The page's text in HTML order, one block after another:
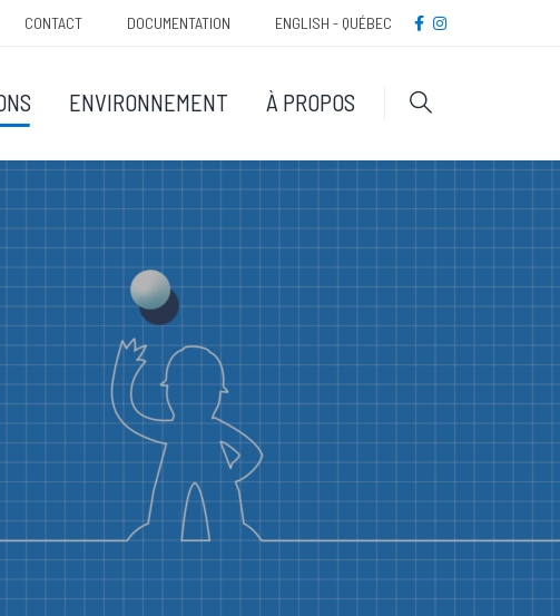
Méta
CONTACT DOCUMENTATION ENGLISH - QUÉBEC FACEBOOK
INSTAGRAM
ENVIRONNEMENT À PROPOS